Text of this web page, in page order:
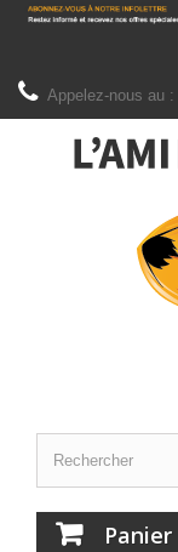
Appelez-nous au :
Panier